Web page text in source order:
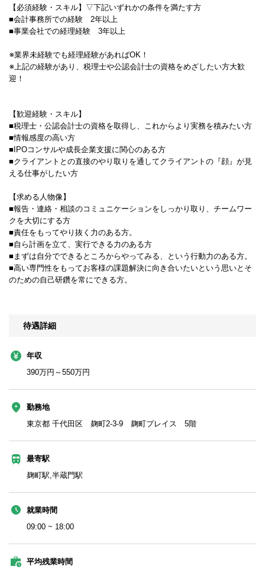
【必須経験・スキル】▽下記いずれかの条件を満たす方
■会計事務所での経験 2年以上
■事業会社での経理経験 3年以上
※業界未経験でも経理経験があればOK！
※上記の経験があり、税理士や公認会計士の資格をめざしたい方大歓
迎！
【歓迎経験・スキル】
■税理士・公認会計士の資格を取得し、これからより実務を積みたい方
■情報感度の高い方
■IPOコンサルや成長企業支援に関心のある方
■クライアントとの直接のやり取りを通してクライアントの『顔』が見
える仕事がしたい方
【求める人物像】
■報告・連絡・相談のコミュニケーションをしっかり取り、チームワー
クを大切にする方
■責任をもってやり抜く力のある方。
■自ら計画を立て、実行できる力のある方
■まずは自分でできるところからやってみる、という行動力のある方。
■高い専門性をもってお客様の課題解決に向き合いたいという思いとそ
のための自己研鑽を常にできる方。
待遇詳細
年収
390万円～550万円
勤務地
東京都 千代田区 麹町2-3-9 麹町プレイス 5階
最寄駅
麹町駅,半蔵門駅
就業時間
09:00 ~ 18:00
平均残業時間